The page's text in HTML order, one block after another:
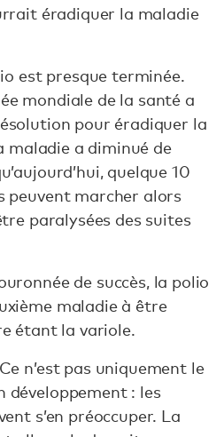
éradiquer la maladie
est presque terminée.
mondiale de la santé a
pour éradiquer la
maladie a diminué de
quelque 10
peuvent marcher alors
paralysées des suites
de succès, la polio
maladie à être
étant la variole.
n’est pas uniquement le
développement : les
s’en préoccuper. La